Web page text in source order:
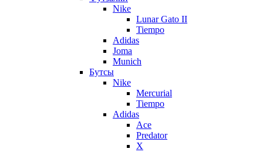
Nike
Lunar Gato II
Tiempo
Adidas
Joma
Munich
Бутсы
Nike
Mercurial
Tiempo
Adidas
Ace
Predator
X